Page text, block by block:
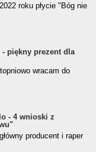
roku płycie "Bóg nie
piękny prezent dla
wracam do
- 4 wnioski z
producent i raper